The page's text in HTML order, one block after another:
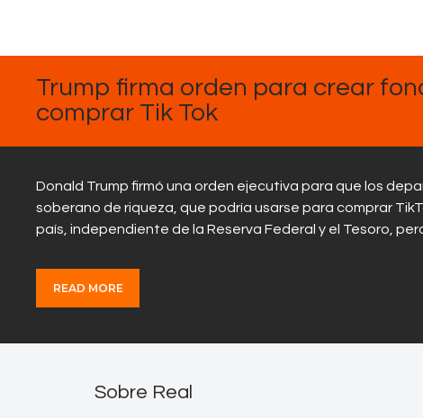
Trump firma orden para crear
comprar Tik Tok
Donald Trump firmó una orden ejecutiva para que los
soberano de riqueza, que podría usarse para comprar
país, independiente de la Reserva Federal y el Tesoro,
READ MORE
Sobre Real